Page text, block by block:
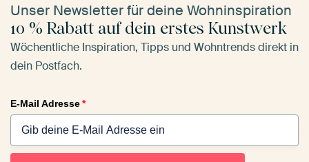
Unser Newsletter für deine Wohninspiration
10 % Rabatt auf dein erstes Kunstwerk
Wöchentliche Inspiration, Tipps und Wohntrends direkt in
dein Postfach.
E-Mail Adresse*